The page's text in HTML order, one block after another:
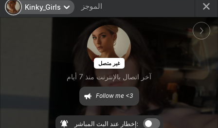
Kinky_Girls الموجز
غير متصل
آخر اتصال بالإنترنت منذ 7 أيام
Follow me <3
إخطار عند البث المباشر: